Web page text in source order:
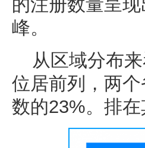
的注册数量呈
峰。
从区域分布
位居前列，两
数的23%。排